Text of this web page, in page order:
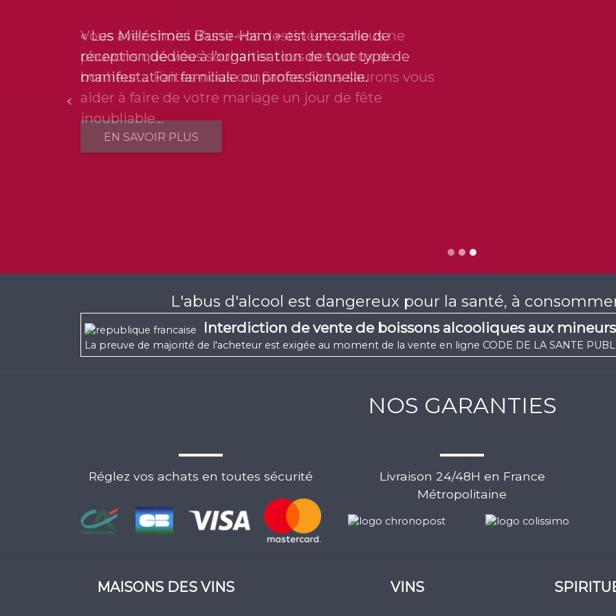
« Les Millésimes Basse-Ham » est une salle de
réception dédiée à l’organisation de tout type de
manifestation familiale ou professionnelle.
EN SAVOIR PLUS
Précédent
L'abus d'alcool est dangereux pour la santé, à
Interdiction de vente de boissons alcooliques aux
La preuve de majorité de l'acheteur est exigée au moment de la vente en ligne CODE DE LA SANTE
NOS GARANTIES
Réglez vos achats en toutes sécurité
Livraison 24/48H en France
Métropolitaine
MAISONS DES VINS VINS